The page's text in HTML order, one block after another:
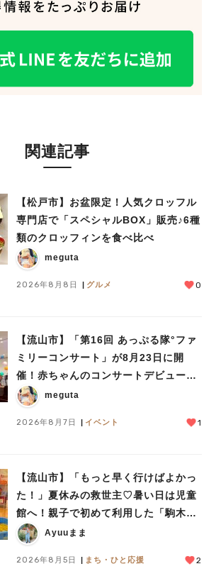
関連記事
【松戸市】お盆限定！人気クロッフル
専門店で「スペシャルBOX」販売♪6種
類のクロッフィンを食べ比べ
meguta
2026年8月8日 グルメ 0
【流山市】「第16回 あっぷる隊°ファ
ミリーコンサート」が8月23日に開
催！赤ちゃんのコンサートデビューに
も♪
meguta
2026年8月7日 イベント 1
【流山市】「もっと早く行けばよかっ
た！」夏休みの救世主♡暑い日は児童
館へ！親子で初めて利用した「駒木台
児童館」レポート
Ayuuまま
2026年8月5日 まち・ひと応援 2
人気のキーワード
#カフェ
い／教えて投稿記事